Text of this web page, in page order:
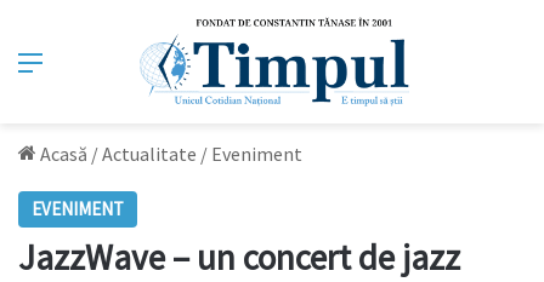
Meniu
Acasă /Actualitate / Eveniment
EVENIMENT
JazzWave – un concert de jazz